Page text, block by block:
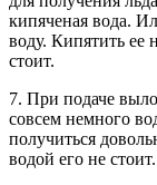
кипяченая вода.
воду. Кипятить ее
стоит.
7. При подаче
совсем немного
получиться
водой его не стоит.